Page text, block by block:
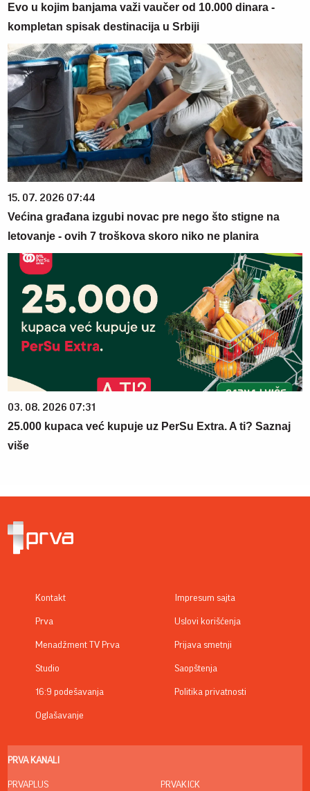
Evo u kojim banjama važi vaučer od 10.000 dinara -
kompletan spisak destinacija u Srbiji
15. 07. 2026 07:44
Većina građana izgubi novac pre nego što stigne na
letovanje - ovih 7 troškova skoro niko ne planira
03. 08. 2026 07:31
25.000 kupaca već kupuje uz PerSu Extra. A ti? Saznaj
više
Kontakt
Prva
Menadžment TV Prva
Studio
16:9 podešavanja
Oglašavanje
Impresum sajta
Uslovi korišćenja
Prijava smetnji
Saopštenja
Politika privatnosti
PRVA KANALI
PRVAPLUS PRVAKICK